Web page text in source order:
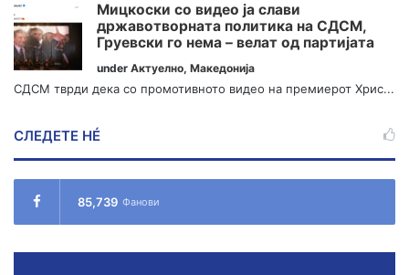
Мицкоски со видео ја слави
државотворната политика на СДСМ,
Груевски го нема – велат од партијата
under Актуелно, Македонија
СДСМ тврди дека со промотивното видео на премиерот Хрис...
СЛЕДЕТЕ НÉ
85,739 Фанови